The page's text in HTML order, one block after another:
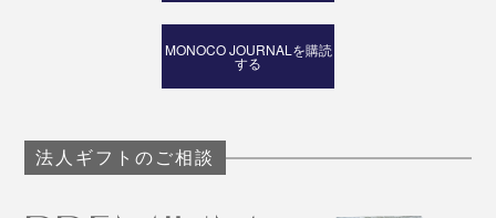
MONOCO JOURNALを購読
する
法人ギフトのご相談